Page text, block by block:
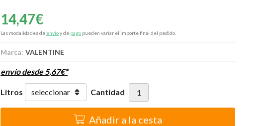
14,47€
Las modalidades de envíoy de pago pueden variar el importe final del pedido.
Marca: VALENTINE
envío desde 5,67€*
Litros Cantidad
Añadir a la cesta